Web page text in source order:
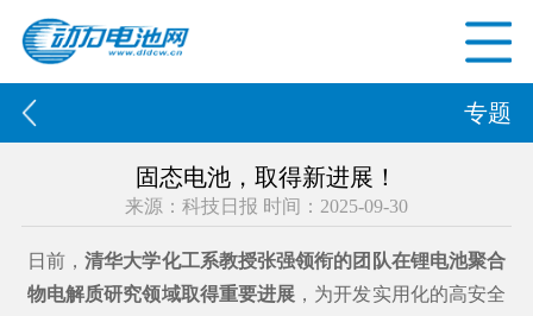
专题
固态电池，取得新进展！
来源：科技日报 时间：2025-09-30
日前，清华大学化工系教授张强领衔的团队在锂电池聚合
物电解质研究领域取得重要进展 ，为开发实用化的高安全